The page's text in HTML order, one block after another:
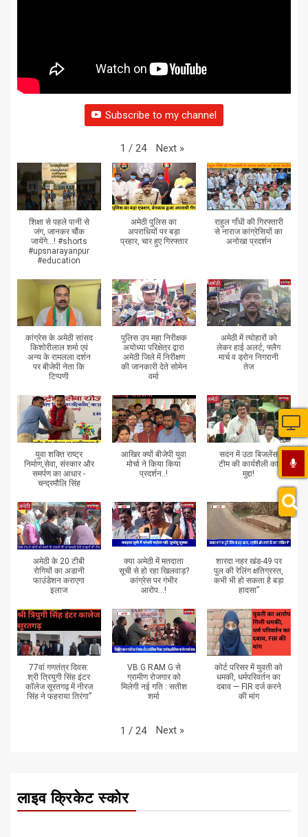
Subscribe to my channel
1 / 24 Next »
शिक्षा से पहले पानी से
जंग, जानकर चौंक
जायेंगे...! #shorts
#upsnarayanpur
#education
अमेठी पुलिस का
अपराधियों पर बड़ा
प्रहार, चार हुए गिरफ्तार
राहुल गाँधी की गिरफ्तारी
से नाराज कांग्रेसियों का
अनोखा प्रदर्शन
कांग्रेस के अमेठी सांसद
किशोरीलाल शर्मा एवं
अन्य के रामलला दर्शन
पर बीजेपी नेता कि
टिप्पणी
पुलिस उप महा निरीक्षक
अयोध्या परिक्षेत्र द्वारा
अमेठी जिले में निरीक्षण
की जानकारी देते सोमेन
वर्मा
अमेठी में त्योहारों को
लेकर हाई अलर्ट, फ्लैग
मार्च व ड्रोन निगरानी
तेज
युवा शक्ति राष्ट्र
निर्माण,सेवा, संस्कार और
समर्पण का आधार -
चन्द्रमौलि सिंह
आखिर क्यों बीजेपी युवा
मोर्चा ने किया किया
प्रदर्शन..!
सदन में उठा बिजलेंस
टीम की कार्यशैली का
मुद्दा!
अमेठी के 20 टीबी
रोगियों का अडानी
फाउंडेशन कराएगा
इलाज
क्या अमेठी में मतदाता
सूची से हो रहा खिलवाड़?
कांग्रेस पर गंभीर
आरोप...!
शारदा नहर खंड-49 पर
पुल की रेलिंग क्षतिग्रस्त,
कभी भी हो सकता है बड़ा
हादसा”
77वां गणतंत्र दिवस:
श्री त्रियुगी सिंह इंटर
कॉलेज सूरतगढ़ में नीरज
सिंह ने फहराया तिरंगा”
VB.G RAM G से
ग्रामीण रोजगार को
मिलेगी नई गति : सतीश
शर्मा
कोर्ट परिसर में युवती को
धमकी, धर्मपरिवर्तन का
दबाव — FIR दर्ज करने
की मांग
1 / 24 Next »
लाइव क्रिकेट स्कोर